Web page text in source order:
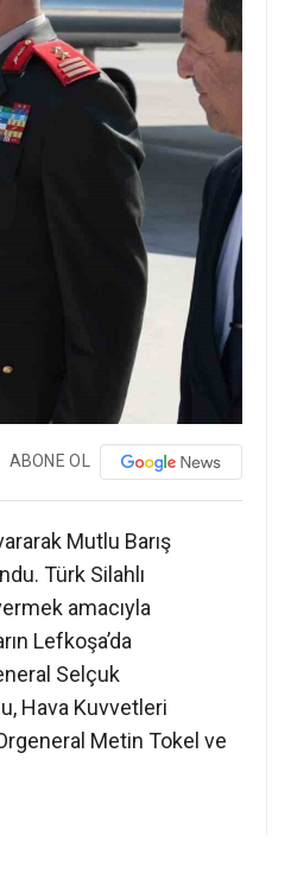
ABONE OL
Mutlu Barış
Türk Silahlı
amacıyla
Lefkoşa’da
Selçuk
Hava Kuvvetleri
Metin Tokel ve